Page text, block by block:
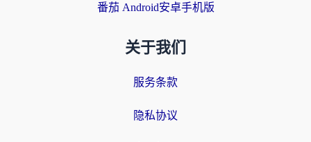
番茄 Android安卓手机版
关于我们
服务条款
隐私协议